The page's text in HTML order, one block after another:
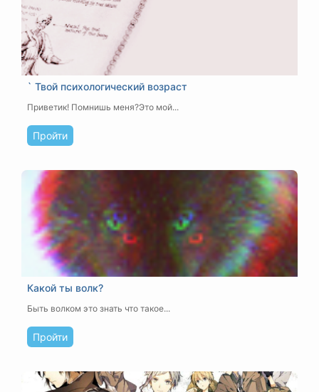
` Твой психологический возраст
Приветик! Помнишь меня?Это мой...
Пройти
Какой ты волк?
Быть волком это знать что такое...
Пройти